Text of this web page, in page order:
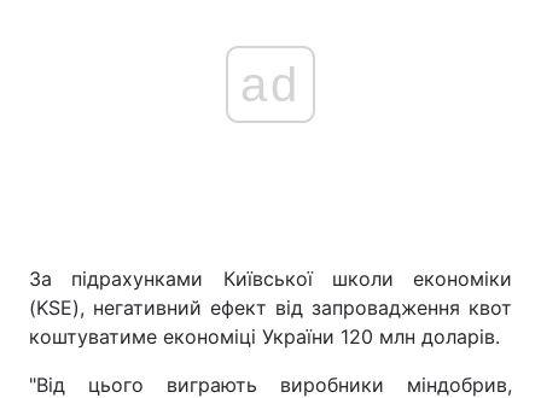
ad
За підрахунками Київської школи економіки
(KSE), негативний ефект від запровадження квот
коштуватиме економіці України 120 млн доларів.
"Від цього виграють виробники міндобрив,